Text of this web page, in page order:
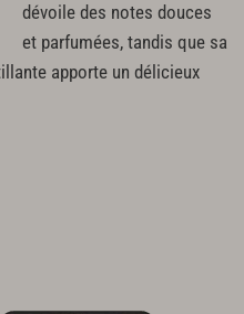
dévoile des notes douces
et parfumées, tandis que sa
apporte un délicieux